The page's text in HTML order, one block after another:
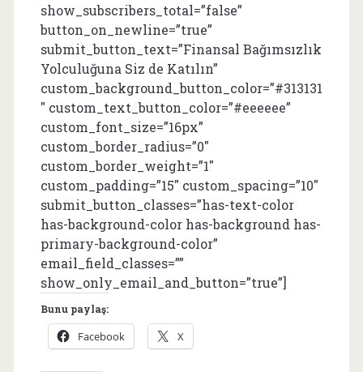
show_subscribers_total=”false”
button_on_newline=”true”
submit_button_text=”Finansal Bağımsızlık
Yolculuğuna Siz de Katılın”
custom_background_button_color=”#313131
″ custom_text_button_color=”#eeeeee”
custom_font_size=”16px”
custom_border_radius=”0″
custom_border_weight=”1″
custom_padding=”15″ custom_spacing=”10″
submit_button_classes=”has-text-color
has-background-color has-background has-
primary-background-color”
email_field_classes=””
show_only_email_and_button=”true”]
Bunu paylaş:
Facebook X